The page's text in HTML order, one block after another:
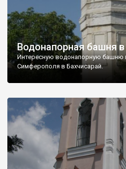
Водонапорная башня
Интересную водонапорную башню
Симферополя в Бахчисарай.